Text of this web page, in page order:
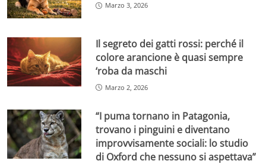
Marzo 3, 2026
Il segreto dei gatti rossi: perché il
colore arancione è quasi sempre
‘roba da maschi
Marzo 2, 2026
“I puma tornano in Patagonia,
trovano i pinguini e diventano
improvvisamente sociali: lo studio
di Oxford che nessuno si aspettava”